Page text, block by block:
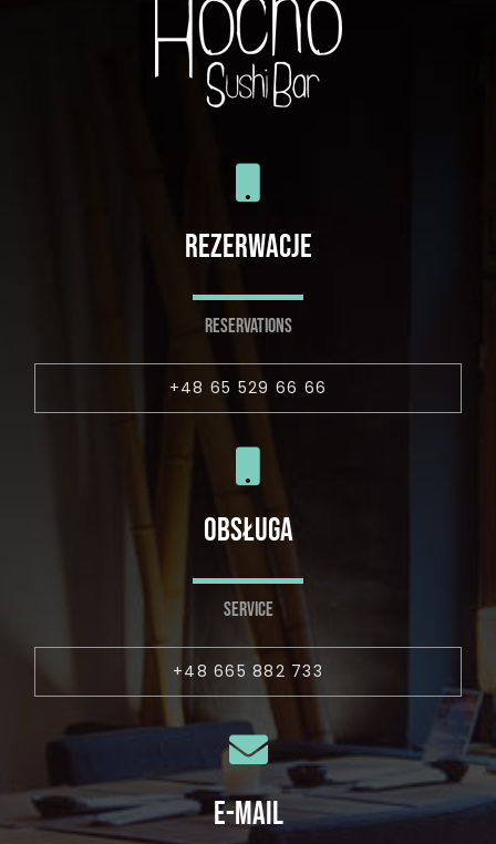
REZERWACJE
RESERVATIONS
+48 65 529 66 66
OBSŁUGA
SERVICE
+48 665 882 733
E-MAIL